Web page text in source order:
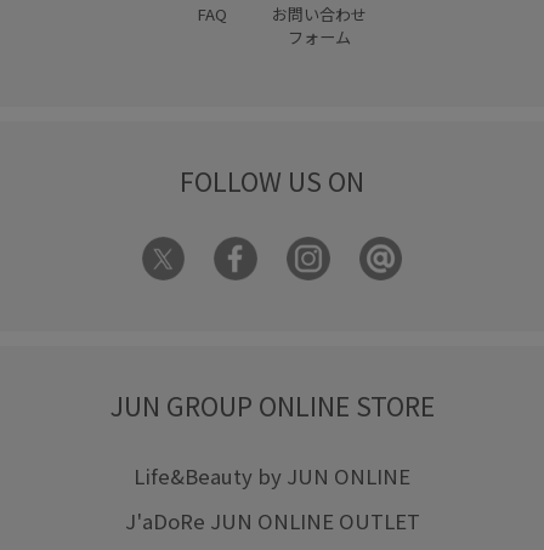
FAQ
お問い合わせ
フォーム
FOLLOW US ON
JUN GROUP ONLINE STORE
Life&Beauty by JUN ONLINE
J'aDoRe JUN ONLINE OUTLET